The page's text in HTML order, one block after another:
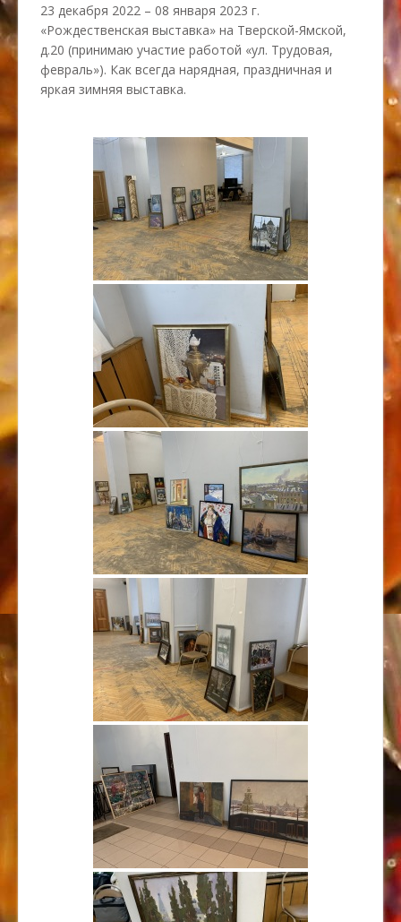
23 декабря 2022 – 08 января 2023 г.
«Рождественская выставка» на Тверской-Ямской,
д.20 (принимаю участие работой «ул. Трудовая,
февраль»). Как всегда нарядная, праздничная и
яркая зимняя выставка.